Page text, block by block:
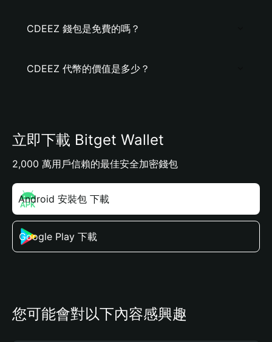
CDEEZ 錢包是免費的嗎？
CDEEZ 代幣的價值是多少？
立即下載 Bitget Wallet
2,000 萬用戶信賴的最佳安全加密錢包
Android 安裝包 下載
Google Play 下載
您可能會對以下內容感興趣